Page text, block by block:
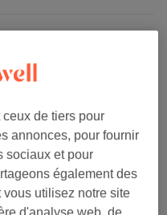
de tiers pour
annonces, pour fournir
sociaux et pour
également des
utilisez notre site
d'analyse web, de